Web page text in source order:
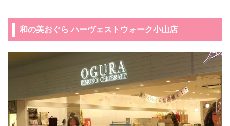
和の美おぐら ハーヴェストウォーク小山店